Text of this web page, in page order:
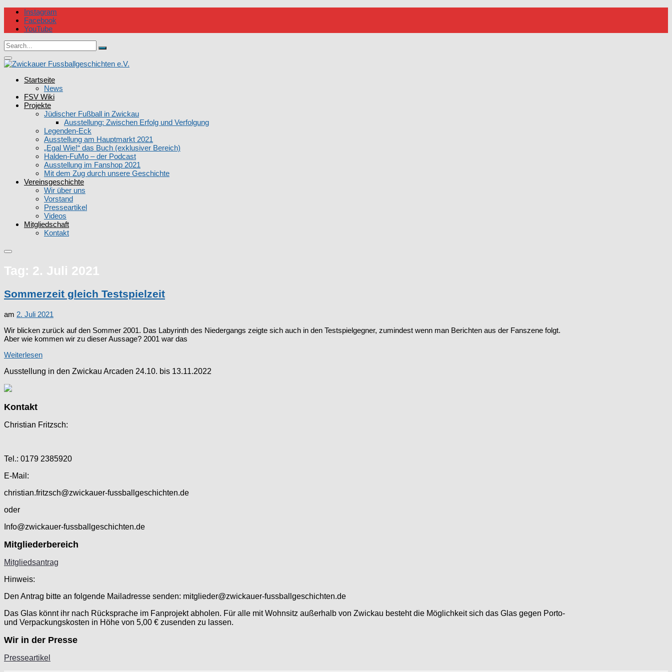
Skip
content
Instagram
Facebook
YouTube
Circular
focus
Search
for:
Search
focus
Startseite
News
FSV Wiki
Projekte
Jüdischer Fußball in Zwickau
Ausstellung: Zwischen Erfolg und Verfolgung
Legenden-Eck
Ausstellung am Hauptmarkt 2021
„Egal Wie!“ das Buch (exklusiver Bereich)
Halden-FuMo – der Podcast
Ausstellung im Fanshop 2021
Mit dem Zug durch unsere Geschichte
Vereinsgeschichte
Wir über uns
Vorstand
Presseartikel
Videos
Mitgliedschaft
Kontakt
Tag: 2. Juli 2021
Sommerzeit gleich Testspielzeit
am 2. Juli 2021
Wir blicken zurück auf den Sommer 2001. Das Labyrinth des Niedergangs zeigte sich auch in den Testspielgegner, zumindest wenn man Berichten aus der Fanszene folgt.
Aber wie kommen wir zu dieser Aussage? 2001 war das
Weiterlesen
Ausstellung in den Zwickau Arcaden 24.10. bis 13.11.2022
Kontakt
Christian Fritzsch:
Tel.: 0179 2385920
E-Mail:
christian.fritzsch@zwickauer-fussballgeschichten.de
oder
Info@zwickauer-fussballgeschichten.de
Mitgliederbereich
Mitgliedsantrag
Hinweis:
Den Antrag bitte an folgende Mailadresse senden: mitglieder@zwickauer-fussballgeschichten.de
Das Glas könnt ihr nach Rücksprache im Fanprojekt abholen. Für alle mit Wohnsitz außerhalb von Zwickau besteht die Möglichkeit sich das Glas gegen Porto-
und Verpackungskosten in Höhe von 5,00 € zusenden zu lassen.
Wir in der Presse
Presseartikel